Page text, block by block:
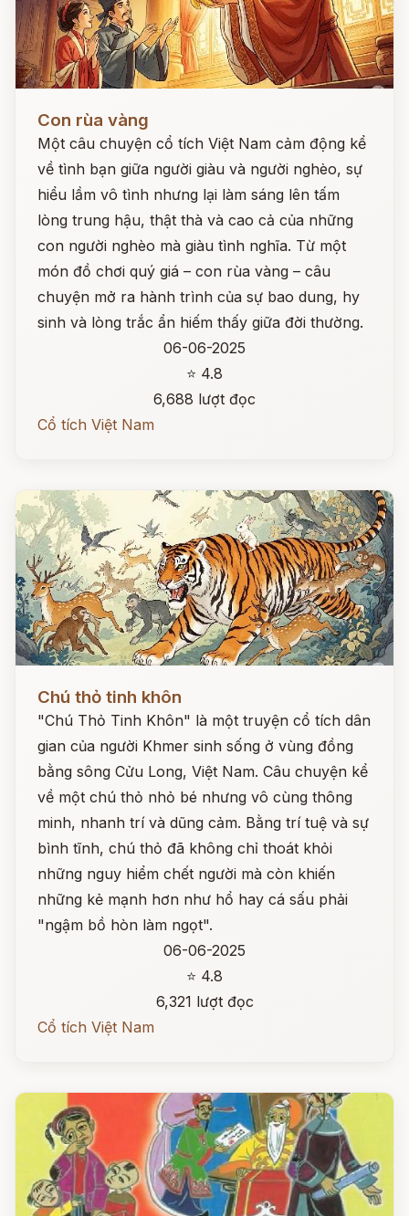
Con rùa vàng
Một câu chuyện cổ tích Việt Nam cảm động kể
về tình bạn giữa người giàu và người nghèo, sự
hiểu lầm vô tình nhưng lại làm sáng lên tấm
lòng trung hậu, thật thà và cao cả của những
con người nghèo mà giàu tình nghĩa. Từ một
món đồ chơi quý giá – con rùa vàng – câu
chuyện mở ra hành trình của sự bao dung, hy
sinh và lòng trắc ẩn hiếm thấy giữa đời thường.
06-06-2025
⭐ 4.8
6,688 lượt đọc
Cổ tích Việt Nam
Chú thỏ tinh khôn
"Chú Thỏ Tinh Khôn" là một truyện cổ tích dân
gian của người Khmer sinh sống ở vùng đồng
bằng sông Cửu Long, Việt Nam. Câu chuyện kể
về một chú thỏ nhỏ bé nhưng vô cùng thông
minh, nhanh trí và dũng cảm. Bằng trí tuệ và sự
bình tĩnh, chú thỏ đã không chỉ thoát khỏi
những nguy hiểm chết người mà còn khiến
những kẻ mạnh hơn như hổ hay cá sấu phải
"ngậm bồ hòn làm ngọt".
06-06-2025
⭐ 4.8
6,321 lượt đọc
Cổ tích Việt Nam